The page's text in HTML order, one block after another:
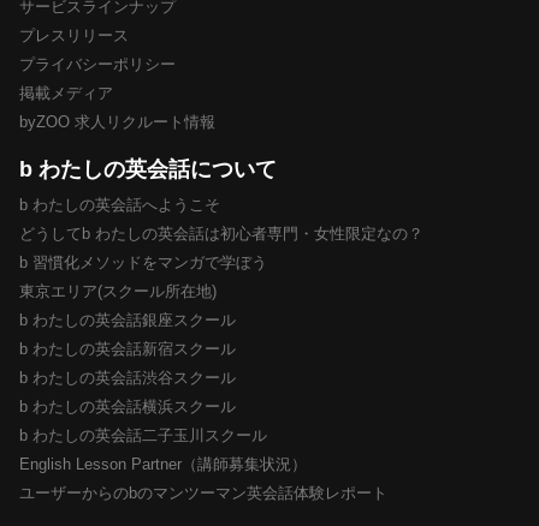
サービスラインナップ
プレスリリース
プライバシーポリシー
掲載メディア
byZOO 求人リクルート情報
b わたしの英会話について
b わたしの英会話へようこそ
どうしてb わたしの英会話は初心者専門・女性限定なの？
b 習慣化メソッドをマンガで学ぼう
東京エリア(スクール所在地)
b わたしの英会話銀座スクール
b わたしの英会話新宿スクール
b わたしの英会話渋谷スクール
b わたしの英会話横浜スクール
b わたしの英会話二子玉川スクール
English Lesson Partner（講師募集状況）
ユーザーからのbのマンツーマン英会話体験レポート